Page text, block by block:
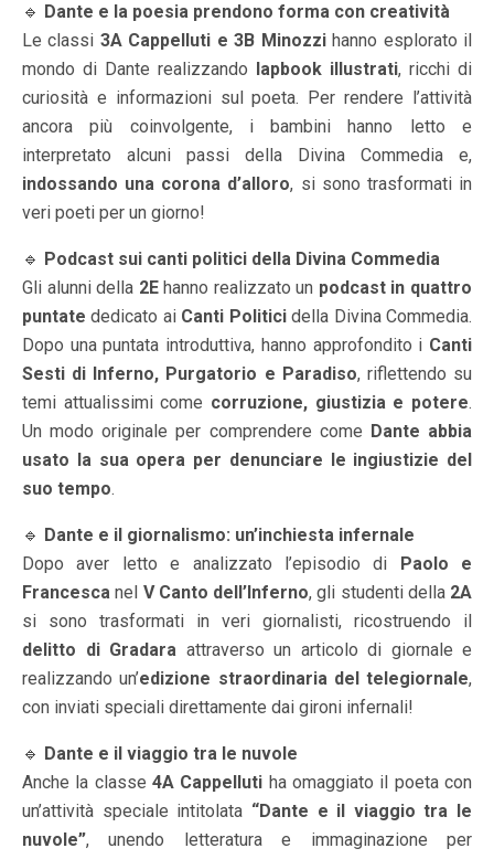
🔹 Dante e la poesia prendono forma con creatività
Le classi 3A Cappelluti e 3B Minozzihanno esplorato il
mondo di Dante realizzando lapbook illustrati, ricchi di
curiosità e informazioni sul poeta. Per rendere l’attività
ancora più coinvolgente, i bambini hanno letto e
interpretato alcuni passi della Divina Commedia e,
indossando una corona d’alloro, si sono trasformati in
veri poeti per un giorno!
🔹 Podcast sui canti politici della Divina Commedia
Gli alunni della 2Ehanno realizzato un podcast in quattro
puntate dedicato ai Canti Politicidella Divina Commedia.
Dopo una puntata introduttiva, hanno approfondito i Canti
Sesti di Inferno, Purgatorio e Paradiso, riflettendo su
temi attualissimi come corruzione, giustizia e potere.
Un modo originale per comprendere come Dante abbia
usato la sua opera per denunciare le ingiustizie del
suo tempo.
🔹 Dante e il giornalismo: un’inchiesta infernale
Dopo aver letto e analizzato l’episodio di Paolo e
Francesca nel V Canto dell’Inferno, gli studenti della 2A
si sono trasformati in veri giornalisti, ricostruendo il
delitto di Gradara attraverso un articolo di giornale e
realizzando un’edizione straordinaria del telegiornale,
con inviati speciali direttamente dai gironi infernali!
🔹 Dante e il viaggio tra le nuvole
Anche la classe 4A Cappelluti ha omaggiato il poeta con
un’attività speciale intitolata “Dante e il viaggio tra le
nuvole”, unendo letteratura e immaginazione per